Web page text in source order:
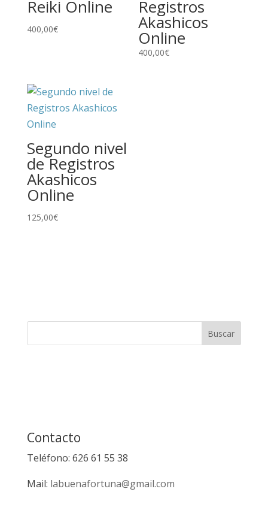
Reiki Online
400,00€
Registros
Akashicos
Online
400,00€
Segundo nivel
de Registros
Akashicos
Online
125,00€
Contacto
Teléfono: 626 61 55 38
Mail: labuenafortuna@gmail.com